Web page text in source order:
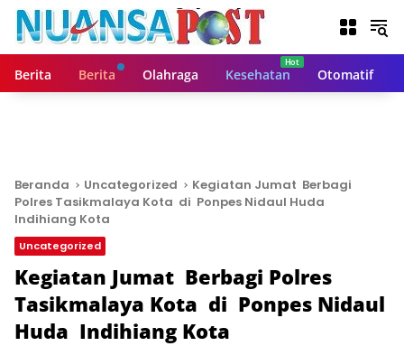
Berita Berita Olahraga Kesehatan Otomatif
Beranda Uncategorized
Kegiatan Jumat Berbagi
Polres Tasikmalaya Kota di Ponpes Nidaul Huda
Indihiang Kota
Uncategorized
Kegiatan Jumat Berbagi Polres
Tasikmalaya Kota di Ponpes Nidaul
Huda Indihiang Kota